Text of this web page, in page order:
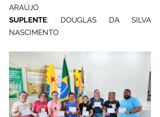
ARAÚJO
SUPLENTE: DOUGLAS DA SILVA
NASCIMENTO